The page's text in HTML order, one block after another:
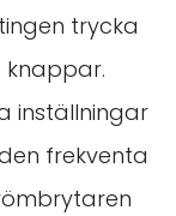
trycka
knappar.
inställningar
frekventa